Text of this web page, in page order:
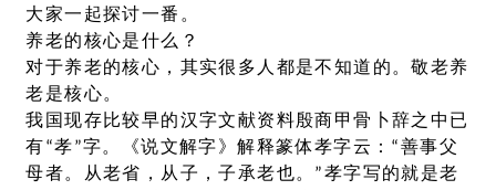
大家一起探讨一番。
养老的核心是什么？
对于养老的核心，其实很多人都是不知道的。敬老养
老是核心。
我国现存比较早的汉字文献资料殷商甲骨卜辞之中已
有“孝”字。《说文解字》解释篆体孝字云：“善事父
母者。从老省，从子，子承老也。”孝字写的就是老